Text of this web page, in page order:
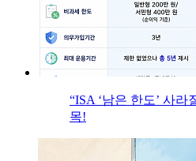
“ISA ‘남은 한도’ 사
목!